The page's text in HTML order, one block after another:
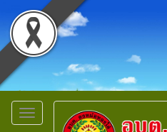
Toggle
navigation